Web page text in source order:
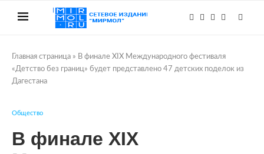
Главная страница » В финале XIX Международного фестиваля
«Детство без границ» будет представлено 47 детских поделок из
Дагестана
Общество
В финале XIX